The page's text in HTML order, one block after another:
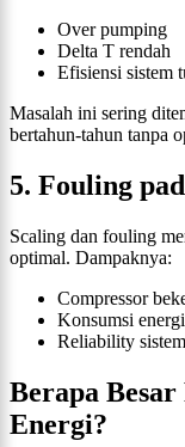
Over pumping
Delta T rendah
Efisiensi sistem
Masalah ini sering
bertahun-tahun tanpa
5. Fouling
Scaling dan fouling
optimal. Dampaknya:
Compressor
Konsumsi
Reliability
Berapa Besar
Energi?